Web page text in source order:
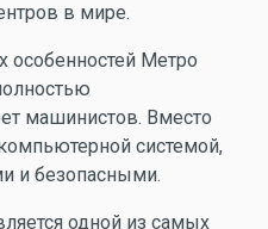
в мире.
особенностей Метро
машинистов. Вместо
системой,
и безопасными.
одной из самых